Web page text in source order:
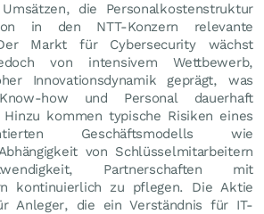
die Personalkostenstruktur
in den NTT-Konzern relevante
Markt für Cybersecurity wächst
von intensivem Wettbewerb,
Innovationsdynamik geprägt, was
how und Personal dauerhaft
kommen typische Risiken eines
Geschäftsmodells wie
von Schlüsselmitarbeitern
Partnerschaften mit
kontinuierlich zu pflegen. Die Aktie
Anleger, die ein Verständnis für IT-